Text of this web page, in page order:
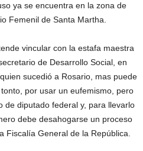
ya se encuentra en la zona de
Femenil de Santa Martha.
vincular con la estafa maestra
de Desarrollo Social, en
sucedió a Rosario, mas puede
por usar un eufemismo, pero
de diputado federal y, para llevarlo
debe desahogarse un proceso
Fiscalía General de la República.